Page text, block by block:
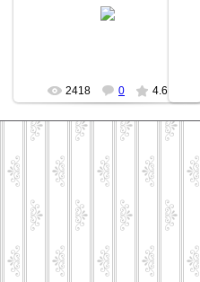
2418 0 4.6